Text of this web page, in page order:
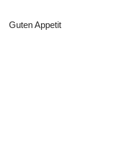
Guten Appetit